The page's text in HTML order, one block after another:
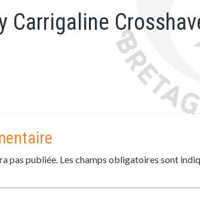
Carrigaline
pas publiée. Les champs obligatoires sont